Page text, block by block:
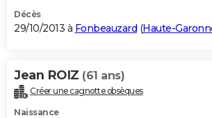
Décès
29/10/2013 à Fonbeauzard (Haute-
Jean ROIZ (61 ans)
Créer une cagnotte obsèques
Naissance